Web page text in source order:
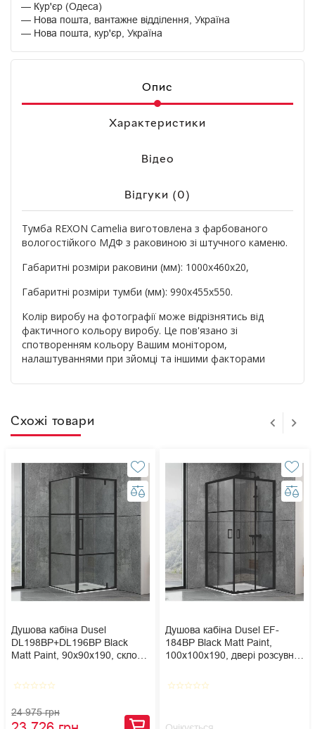
Кур'єр (Одеса)
Нова пошта, вантажне відділення, Україна
Нова пошта, кур'єр, Україна
Опис
Характеристики
Відео
Відгуки (0)
Тумба REXON Camelia виготовлена з фарбованого
вологостійкого МДФ з раковиною зі штучного каменю.
Габаритні розміри раковини (мм): 1000х460х20,
Габаритні розміри тумби (мм): 990х455х550.
Колір виробу на фотографії може відрізнятись від
фактичного кольору виробу. Це пов'язано зі
спотворенням кольору Вашим монітором,
налаштуваннями при зйомці та іншими факторами
Схожі товари
Душова кабіна Dusel
DL198BP+DL196BP Black
Matt Paint, 90х90х190, скло
star_borderstar_borderstar_borderstar_borderstar_border
24 975 грн
Душова кабіна Dusel EF-
184BP Black Matt Paint,
100х100х190, двері розсувні,
star_borderstar_borderstar_borderstar_borderstar_border